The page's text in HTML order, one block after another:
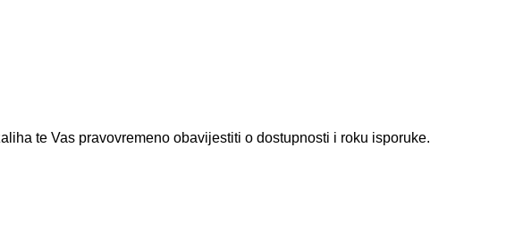
te Vas pravovremeno obavijestiti o dostupnosti i roku isporuke.